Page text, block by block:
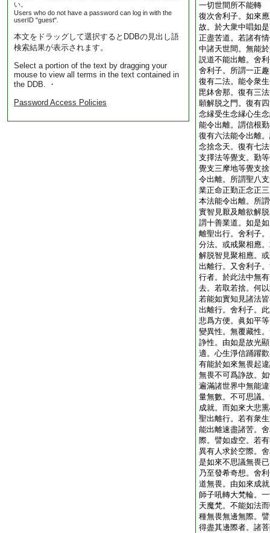
い。
Users who do not have a password can log in with the
userID "guest".
本文をドラッグして選択するとDDBの見出し語
検索結果が表示されます。
Select a portion of the text by dragging your
mouse to view all terms in the text contained in
the DDB. ・
Password Access Policies
一切世間所不能轉
復次舍利子。如來
故。於大衆中唱如
正盡苦道。若諸有
中諸天世間。無能
説道不能出離。舍
舍利子。所謂一正
復有二法。能令衆
毘鉢舍那。復有三
願解脱之門。復有
念縁受生念縁心生
能令出離。謂信根
復有六法能令出離
念捨念天。復有七
支擇法等覺支。勤
覺支三摩地等覺支
令出離。所謂聖八
業正命正勤正念正
本法能令出離。所
實智見厭及離欲解
謂十善業道。如是
離聖出行。舍利子
分法。或戒聚相應
解脱智見聚相應。
出離行。又舍利子
行者。於此法中無
去。若取若捨。何
若能如實知見諸法
出離行。舍利子。
悲爲方便。眞如平
變異性。無覆藏性
諍性。由如是故光
適。心生淨信踊躍
有能於如來無畏起
無畏不可爲諍故。
遍滿諸世界中無能
量無數。不可思議
成就。而如來大悲
聖出離行。若有衆
能出離速盡諸苦。
際。譬如虚空。若
異有人求於空際。
是如來不思議無畏
乃至發希奇想。舍
道無畏。由如來成
師子吼轉大梵輪。
天魔梵。不能如法
種無畏無邊無際。
得盡其邊際者。諸